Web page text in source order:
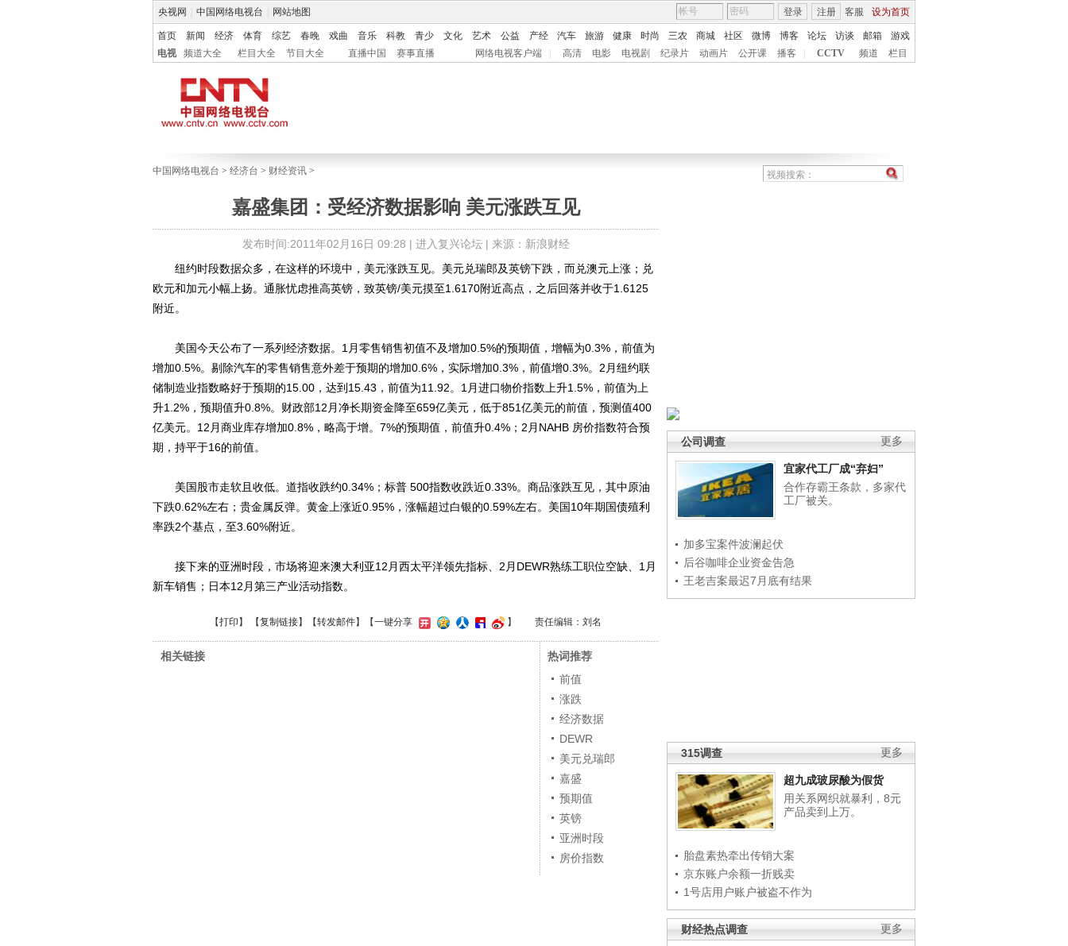
央视网 中国网络电视台 网站地图 客服 设为首页
登录 注册
首页 新闻 经济 体育 综艺 春晚 戏曲 音乐 科教 青少 文化 艺术 公益 产经 汽车 旅游 健康 时尚 三农 商城 社区 微博 博客 论坛 访谈 邮箱
游戏
电视
频道大全 栏目大全 节目大全 直播中国 赛事直播 网络电视客户端 高清 电影 电视剧 纪录片 动画片 公开课 播客 CCTV 频道 栏目
中国网络电视台 > 经济台 > 财经资讯 >
嘉盛集团：受经济数据影响 美元涨跌互见
发布时间:2011年02月16日 09:28 | 进入复兴论坛| 来源：新浪财经
更多
公司调查
宜家代工厂成“弃妇”
合作存霸王条款，多家代
工厂被关。
加多宝案件波澜起伏
后谷咖啡企业资金告急
王老吉案最迟7月底有结果
更多
315调查
超九成玻尿酸为假货
用关系网织就暴利，8元
产品卖到上万。
胎盘素热牵出传销大案
京东账户余额一折贱卖
1号店用户账户被盗不作为
更多
财经热点调查
纽约时段数据众多，在这样的环境中，美元涨跌互见。美元兑瑞郎及英镑下跌，而兑澳元上涨；兑
欧元和加元小幅上扬。通胀忧虑推高英镑，致英镑/美元摸至1.6170附近高点，之后回落并收于1.6125
附近。
美国今天公布了一系列经济数据。1月零售销售初值不及增加0.5%的预期值，增幅为0.3%，前值为
增加0.5%。剔除汽车的零售销售意外差于预期的增加0.6%，实际增加0.3%，前值增0.3%。2月纽约联
储制造业指数略好于预期的15.00，达到15.43，前值为11.92。1月进口物价指数上升1.5%，前值为上
升1.2%，预期值升0.8%。财政部12月净长期资金降至659亿美元，低于851亿美元的前值，预测值400
亿美元。12月商业库存增加0.8%，略高于增。7%的预期值，前值升0.4%；2月NAHB 房价指数符合预
期，持平于16的前值。
美国股市走软且收低。道指收跌约0.34%；标普 500指数收跌近0.33%。商品涨跌互见，其中原油
下跌0.62%左右；贵金属反弹。黄金上涨近0.95%，涨幅超过白银的0.59%左右。美国10年期国债殖利
率跌2个基点，至3.60%附近。
接下来的亚洲时段，市场将迎来澳大利亚12月西太平洋领先指标、2月DEWR熟练工职位空缺、1月
新车销售；日本12月第三产业活动指数。
【打印 】 【复制链接】【转发邮件】 【一键分享 】 责任编辑：刘名
相关链接
热词推荐
前值
涨跌
经济数据
DEWR
美元兑瑞郎
嘉盛
预期值
英镑
亚洲时段
房价指数